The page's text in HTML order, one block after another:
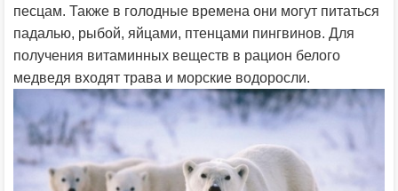
песцам. Также в голодные времена они могут питаться
падалью, рыбой, яйцами, птенцами пингвинов. Для
получения витаминных веществ в рацион белого
медведя входят трава и морские водоросли.